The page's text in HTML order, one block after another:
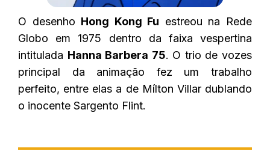
O desenho Hong Kong Fu estreou na Rede
Globo em 1975 dentro da faixa vespertina
intitulada Hanna Barbera 75. O trio de vozes
principal da animação fez um trabalho
perfeito, entre elas a de Mílton Villar dublando
o inocente Sargento Flint.